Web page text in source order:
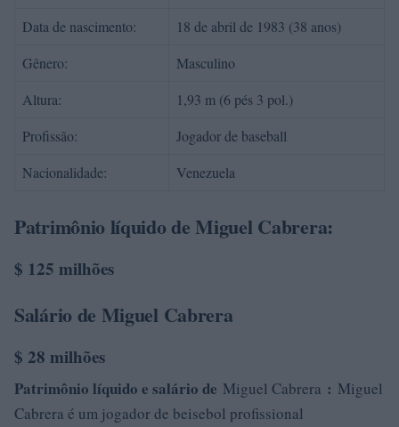
Data de nascimento:
18 de abril de 1983 (38 anos)
Gênero:
Masculino
Altura:
1,93 m (6 pés 3 pol.)
Profissão:
Jogador de baseball
Nacionalidade:
Venezuela
Patrimônio líquido de Miguel Cabrera:
$ 125 milhões
Salário de Miguel Cabrera
$ 28 milhões
Patrimônio líquido e salário de Miguel Cabrera : Miguel
Cabrera é um jogador de beisebol profissional